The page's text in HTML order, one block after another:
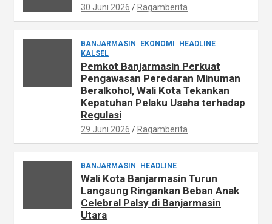
30 Juni 2026 Ragamberita
BANJARMASIN EKONOMI
HEADLINE
KALSEL
Pemkot Banjarmasin Perkuat
Pengawasan Peredaran Minuman
Beralkohol, Wali Kota Tekankan
Kepatuhan Pelaku Usaha terhadap
Regulasi
29 Juni 2026 Ragamberita
BANJARMASIN HEADLINE
Wali Kota Banjarmasin Turun
Langsung Ringankan Beban Anak
Celebral Palsy di Banjarmasin
Utara